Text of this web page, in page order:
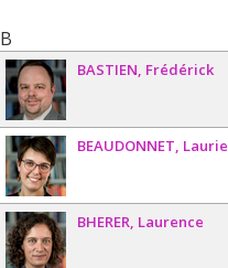
B
BASTIEN Frédérick
BEAUDONNET Laurie
BHERER Laurence